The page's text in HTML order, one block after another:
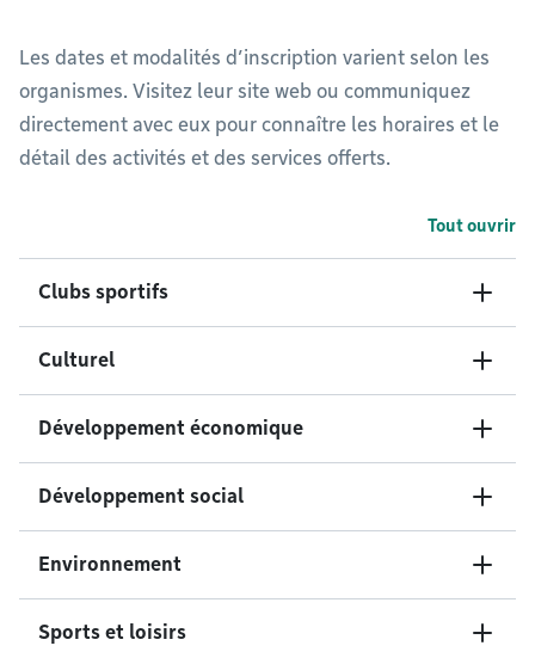
Les dates et modalités d’inscription varient selon les
organismes. Visitez leur site web ou communiquez
directement avec eux pour connaître les horaires et le
détail des activités et des services offerts.
Tout ouvrir
Clubs sportifs
Culturel
Développement économique
Développement social
Environnement
Sports et loisirs